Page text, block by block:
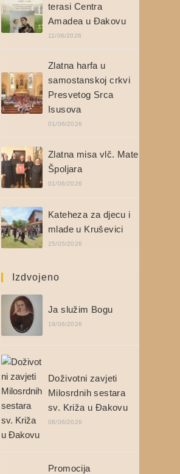
terasi Centra
Amadea u Đakovu
11/06/2026
Zlatna harfa u
samostanskoj crkvi
Presvetog Srca
Isusova
01/06/2026
Zlatna misa vlč. Mate
Špoljara
01/06/2026
Kateheza za djecu i
mlade u Kruševici
25/05/2026
Izdvojeno
Ja služim Bogu
19/06/2026
Doživotni zavjeti
Milosrdnih sestara
sv. Križa u Đakovu
08/06/2026
Promocija